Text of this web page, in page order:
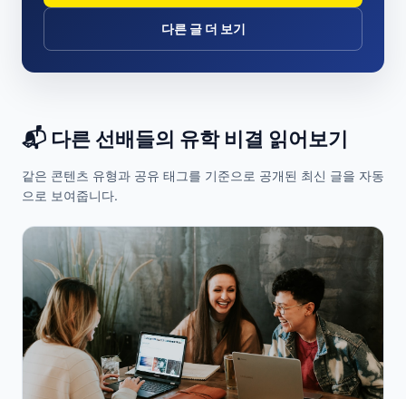
다른 글 더 보기
📬 다른 선배들의 유학 비결 읽어보기
같은 콘텐츠 유형과 공유 태그를 기준으로 공개된 최신 글을 자동
으로 보여줍니다.